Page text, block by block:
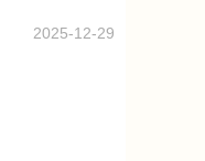
2025-12-29